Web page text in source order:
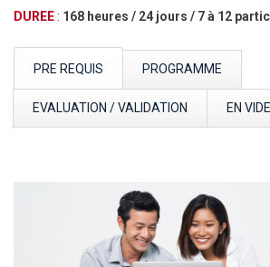
DUREE : 168 heures / 24 jours / 7 à 12
PRE REQUIS PROGRAMME
EVALUATION / VALIDATION EN